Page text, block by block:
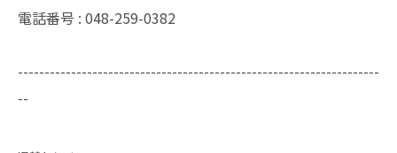
電話番号 : 048-259-0382
--------------------------------------------------------------------
--